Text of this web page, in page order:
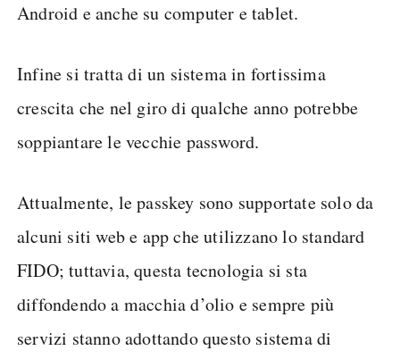
Android e anche su computer e tablet.
Infine si tratta di un sistema in fortissima
crescita che nel giro di qualche anno potrebbe
soppiantare le vecchie password.
Attualmente, le passkey sono supportate solo da
alcuni siti web e app che utilizzano lo standard
FIDO; tuttavia, questa tecnologia si sta
diffondendo a macchia d’olio e sempre più
servizi stanno adottando questo sistema di